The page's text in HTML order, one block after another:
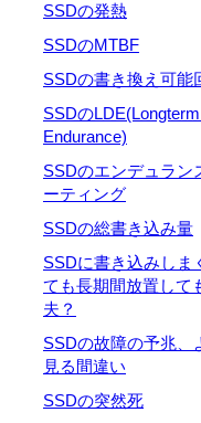
SSDの発熱
SSDのMTBF
SSDの書き換え可能
SSDの
Endurance)
SSDのエンデュラン
ーティング
SSDの総書き込み量
SSDに書き込みしま
ても長期間放置して
夫？
SSDの故障の予兆、
見る間違い
SSDの突然死